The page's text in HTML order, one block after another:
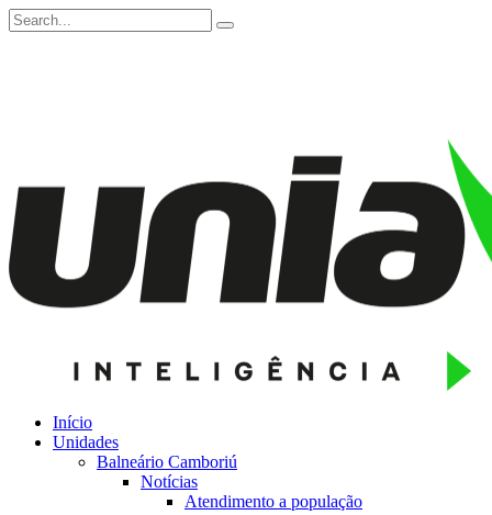
Início
Unidades
Balneário Camboriú
Notícias
Atendimento a população